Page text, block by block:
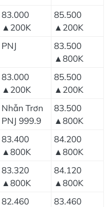
83.000
▲200K
85.500
▲200K
PNJ
83.500
▲800K
83.000
▲200K
85.500
▲200K
Nhẫn Trơn
PNJ 999.9
83.500
▲800K
83.400
▲800K
84.200
▲800K
83.320
▲800K
84.120
▲800K
82.460
83.460